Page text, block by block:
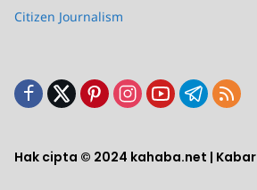
Citizen Journalism
Hak cipta © 2024 kahaba.net |